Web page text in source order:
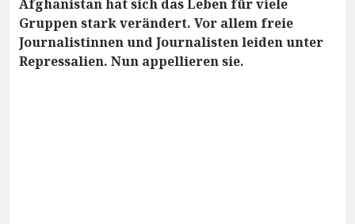
Afghanistan hat sich das Leben für viele
Gruppen stark verändert. Vor allem freie
Journalistinnen und Journalisten leiden unter
Repressalien. Nun appellieren sie.